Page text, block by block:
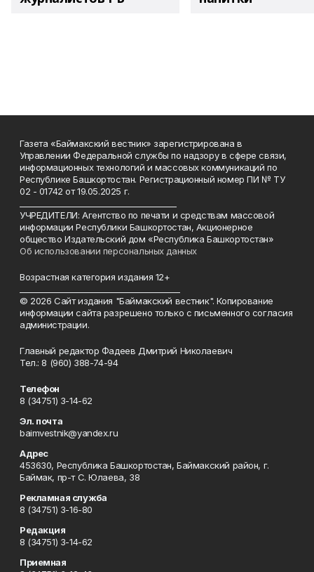
Газета «Баймакский вестник» зарегистрирована в
Управлении Федеральной службы по надзору в сфере связи,
информационных технологий и массовых коммуникаций по
Республике Башкортостан. Регистрационный номер ПИ № ТУ
02 - 01742 от 19.05.2025 г.
УЧРЕДИТЕЛИ: Агентство по печати и средствам массовой
информации Республики Башкортостан, Акционерное
общество Издательский дом «Республика Башкортостан»
Об использовании персональных данных
Возрастная категория издания 12+
© 2026 Сайт издания "Баймакский вестник". Копирование
информации сайта разрешено только с письменного согласия
администрации.
Главный редактор Фадеев Дмитрий Николаевич
Тел.: 8 (960) 388-74-94
Телефон
8 (34751) 3-14-62
Эл. почта
baimvestnik@yandex.ru
Адрес
453630, Республика Башкортостан, Баймакский район, г.
Баймак, пр-т С. Юлаева, 38
Рекламная служба
8 (34751) 3-16-80
Редакция
8 (34751) 3-14-62
Приемная